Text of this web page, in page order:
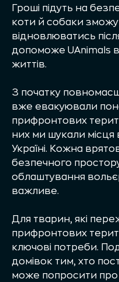
Гроші підуть на
коти й собаки
відновлюватись
допоможе UAnimals
життів.
З початку
вже евакуювали
прифронтових
них ми шукали місця
Україні. Кожна
безпечного
облаштування
важливе.
Для тварин, які
прифронтових
ключові потреби.
домівок тим, хто
може попросити про